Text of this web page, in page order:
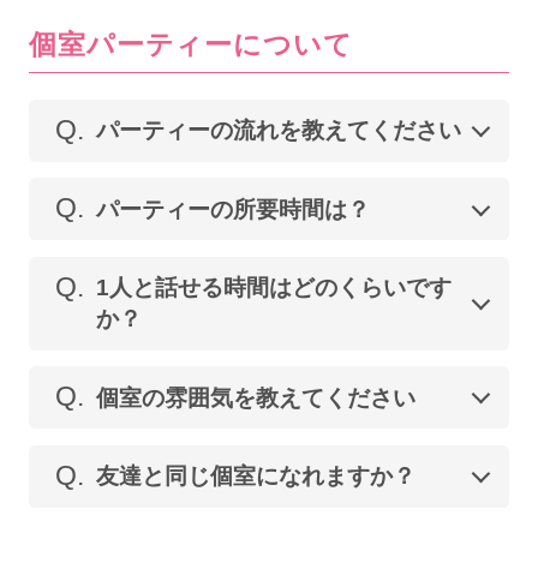
個室パーティーについて
Q. パーティーの流れを教えてください
Q. パーティーの所要時間は？
Q. 1人と話せる時間はどのくらいです
か？
Q. 個室の雰囲気を教えてください
Q. 友達と同じ個室になれますか？